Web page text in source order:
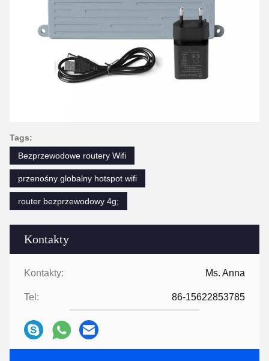
Kontakty
Kontakty: Ms. Anna
Tel: 86-15622853785
Tags:
Bezprzewodowe routery Wifi
przenośny globalny hotspot wifi
router bezprzewodowy 4g;